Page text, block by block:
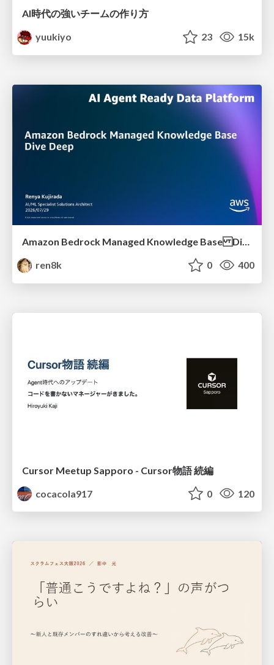
AI時代の強いチームの作り方
yuukiyo
23 15k
Amazon Bedrock Managed Knowledge Base Dive Deep
ren8k
0 400
Cursor Meetup Sapporo - Cursor物語 続編
cocacola917
0 120